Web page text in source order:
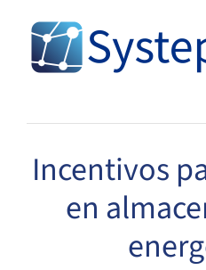
content
Incentivos
en